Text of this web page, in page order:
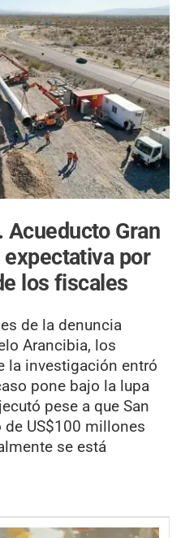
Acueducto Gran
por
los fiscales
de la denuncia
Arancibia, los
la investigación entró
pone bajo la lupa
pese a que San
US$100 millones
se está